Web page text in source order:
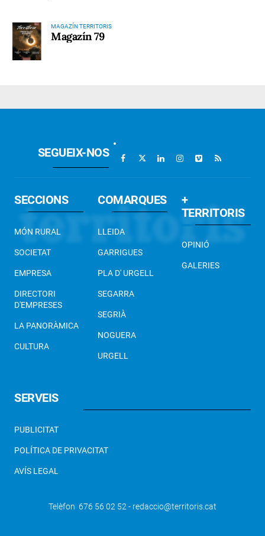
MAGAZÍN TERRITORIS
Magazín 79
SEGUEIX-NOS
SECCIONS
MÓN RURAL
SOCIETAT
EMPRESA
DIRECTORI
D'EMPRESES
LA PANORÀMICA
CULTURA
COMARQUES
LLEIDA
GARRIGUES
PLA D' URGELL
SEGARRA
SEGRIÀ
NOGUERA
URGELL
+
TERRITORIS
OPINIÓ
GALERIES
SERVEIS
PUBLICITAT
POLÍTICA DE PRIVACITAT
AVÍS LEGAL
Telèfon 676 56 02 52 - redaccio@territoris.cat